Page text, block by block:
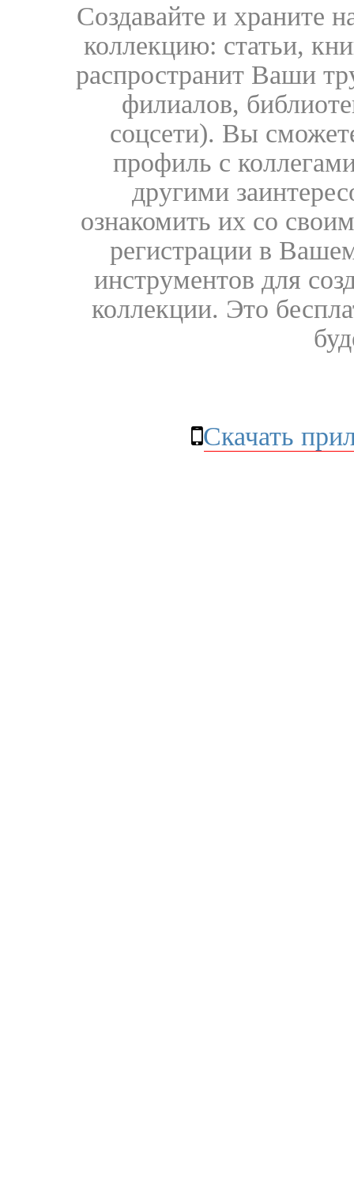
Создавайте и храните
коллекцию: статьи,
распространит Ваши
филиалов,
соцсети). Вы
профиль с
другими
ознакомить их со
регистрации в
инструментов для
коллекции. Это
Скачать